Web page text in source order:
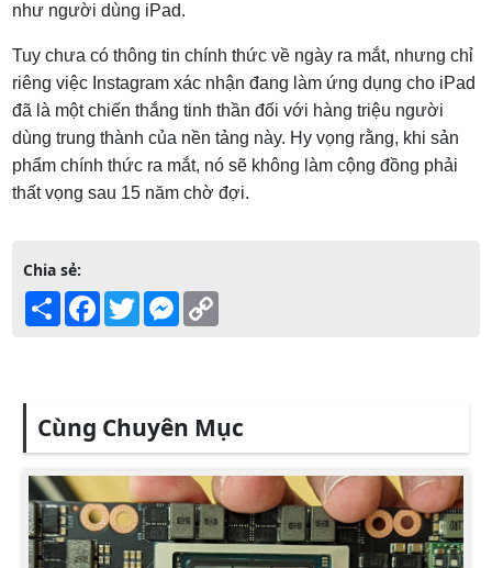
như người dùng iPad.
Tuy chưa có thông tin chính thức về ngày ra mắt, nhưng chỉ
riêng việc Instagram xác nhận đang làm ứng dụng cho iPad
đã là một chiến thắng tinh thần đối với hàng triệu người
dùng trung thành của nền tảng này. Hy vọng rằng, khi sản
phẩm chính thức ra mắt, nó sẽ không làm cộng đồng phải
thất vọng sau 15 năm chờ đợi.
Chia sẻ:
Share Facebook
TwitterMessenger
Cùng Chuyên Mục